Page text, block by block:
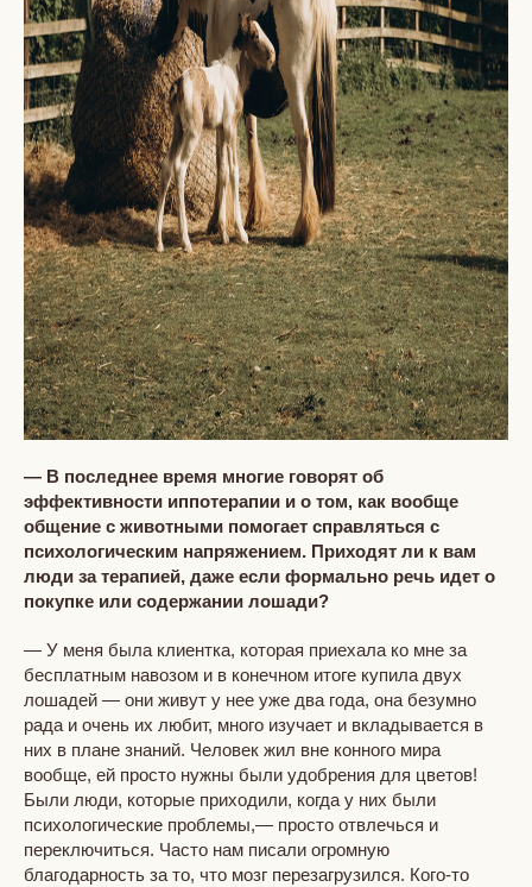
— В последнее время многие говорят об
эффективности иппотерапии и о том, как вообще
общение с животными помогает справляться с
психологическим напряжением. Приходят ли к вам
люди за терапией, даже если формально речь идет о
покупке или содержании лошади?
— У меня была клиентка, которая приехала ко мне за
бесплатным навозом и в конечном итоге купила двух
лошадей — они живут у нее уже два года, она безумно
рада и очень их любит, много изучает и вкладывается в
них в плане знаний. Человек жил вне конного мира
вообще, ей просто нужны были удобрения для цветов!
Были люди, которые приходили, когда у них были
психологические проблемы,— просто отвлечься и
переключиться. Часто нам писали огромную
благодарность за то, что мозг перезагрузился. Кого-то